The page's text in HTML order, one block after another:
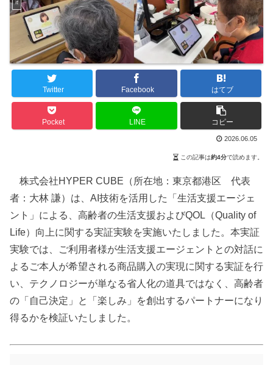
it
Twitter Facebook はてブ
Pocket LINE コピー
2026.06.05
この記事は約4分で読めます。
株式会社HYPER CUBE（所在地：東京都港区 代表
者：大林 謙）は、AI技術を活用した「生活支援エージェ
ント」による、高齢者の生活支援およびQOL（Quality of
Life）向上に関する実証実験を実施いたしました。本実証
実験では、ご利用者様が生活支援エージェントとの対話に
よるご本人が希望される商品購入の実現に関する実証を行
い、テクノロジーが単なる省人化の道具ではなく、高齢者
の「自己決定」と「楽しみ」を創出するパートナーになり
得るかを検証いたしました。